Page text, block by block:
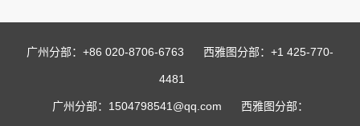
广州分部：+86 020-8706-6763 西雅图分部：+1 425-770-
4481
广州分部：1504798541@qq.com 西雅图分部：